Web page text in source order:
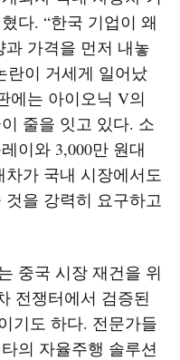
다. “한국 기업이 왜
가격을 먼저 내놓
란이 거세게 일어났
에는 아이오닉 V의
줄을 잇고 있다. 소
이와 3,000만 원대
가 국내 시장에서도
을 강력히 요구하고
중국 시장 재건을 위
전쟁터에서 검증된
기도 하다. 전문가들
의 자율주행 솔루션